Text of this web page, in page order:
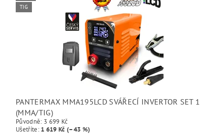
TIG
PANTERMAX MMA195LCD SVÁŘECÍ INVERTOR SET 1
(MMA/TIG)
Původně: 3 699 Kč
Ušetříte: 1 619 Kč (–43 %)